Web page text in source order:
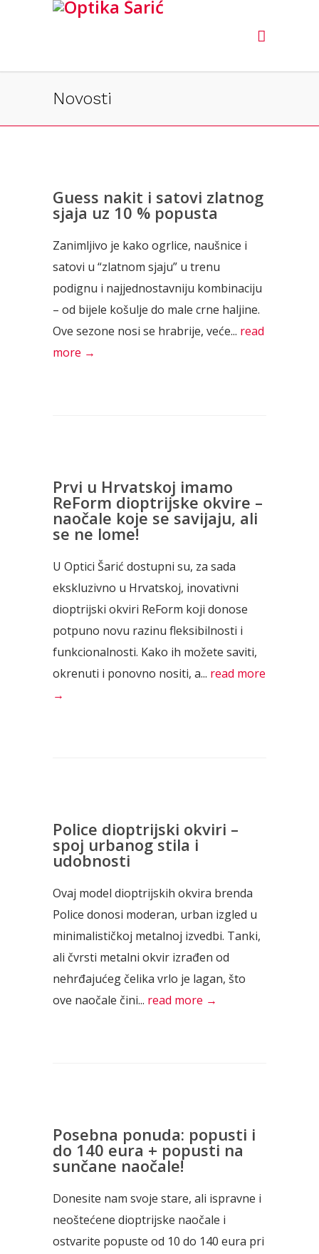
Novosti
Guess nakit i satovi zlatnog
sjaja uz 10 % popusta
Zanimljivo je kako ogrlice, naušnice i
satovi u “zlatnom sjaju” u trenu
podignu i najjednostavniju kombinaciju
– od bijele košulje do male crne haljine.
Ove sezone nosi se hrabrije, veće... read
more →
Prvi u Hrvatskoj imamo
ReForm dioptrijske okvire –
naočale koje se savijaju, ali
se ne lome!
U Optici Šarić dostupni su, za sada
ekskluzivno u Hrvatskoj, inovativni
dioptrijski okviri ReForm koji donose
potpuno novu razinu fleksibilnosti i
funkcionalnosti. Kako ih možete saviti,
okrenuti i ponovno nositi, a... read more
→
Police dioptrijski okviri –
spoj urbanog stila i
udobnosti
Ovaj model dioptrijskih okvira brenda
Police donosi moderan, urban izgled u
minimalističkoj metalnoj izvedbi. Tanki,
ali čvrsti metalni okvir izrađen od
nehrđajućeg čelika vrlo je lagan, što
ove naočale čini... read more →
Posebna ponuda: popusti i
do 140 eura + popusti na
sunčane naočale!
Donesite nam svoje stare, ali ispravne i
neoštećene dioptrijske naočale i
ostvarite popuste od 10 do 140 eura pri